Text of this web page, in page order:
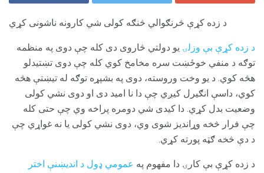
د زده کړې څرنګوالي څنګه کولی شي کارونه ناشونی کړي
د زده کړې بې وزلۍ یو دولتي څاروی دی کله چې دوی په منظمه
توګه د منفي خوځښت سره مخامخ کوي کله چې دوی تښتیدلو
هڅه کوي. د یو وخت وروسته، دوی په بشپړه توګه له تیښتې هڅه
کوي، داسې انګیرل کیږي چې دا نا امید دی او دوی نشي کولی
وضعیت بدل کړي. دا کیدی شي دومره پراخه وي چې حتی کله
چې فرار څخه وړاندیز شوی وي، دوی نشي کولی یا نه غواړي چې
د دې څخه ګټه پورته کړي.
د زده کړې بې کارۍ دا مفهوم په عمومي ډول د اندیښنې اختر